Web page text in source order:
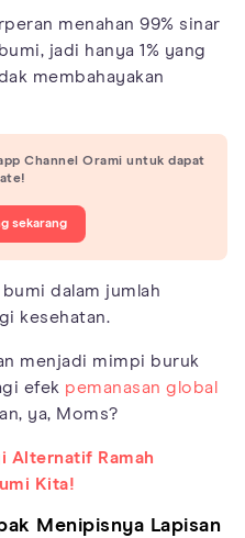
menahan 99% sinar
jadi hanya 1% yang
membahayakan
Channel Orami untuk dapat
sekarang
dalam jumlah
kesehatan.
menjadi mimpi buruk
efek pemanasan global
ya, Moms?
Alternatif Ramah
Kita!
Menipisnya Lapisan